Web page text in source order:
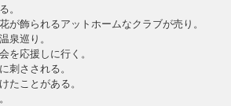
。
が飾られるアットホームなクラブが売り。
泉巡り。
を応援しに行く。
刺さされる。
たことがある。